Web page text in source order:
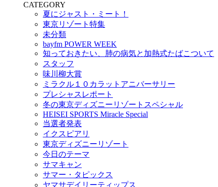
CATEGORY
夏にジャスト・ミート！
東京リゾート特集
未分類
bayfm POWER WEEK
知っておきたい、肺の病気と加熱式たばこついて
スタッフ
味川柳大賞
ミラクル１０カラットアニバーサリー
プレシャスレポート
冬の東京ディズニーリゾートスペシャル
HEISEI SPORTS Miracle Special
当選者発表
イクスピアリ
東京ディズニーリゾート
今日のテーマ
サマキャン
サマー・タピックス
ヤマサデイリーティップス